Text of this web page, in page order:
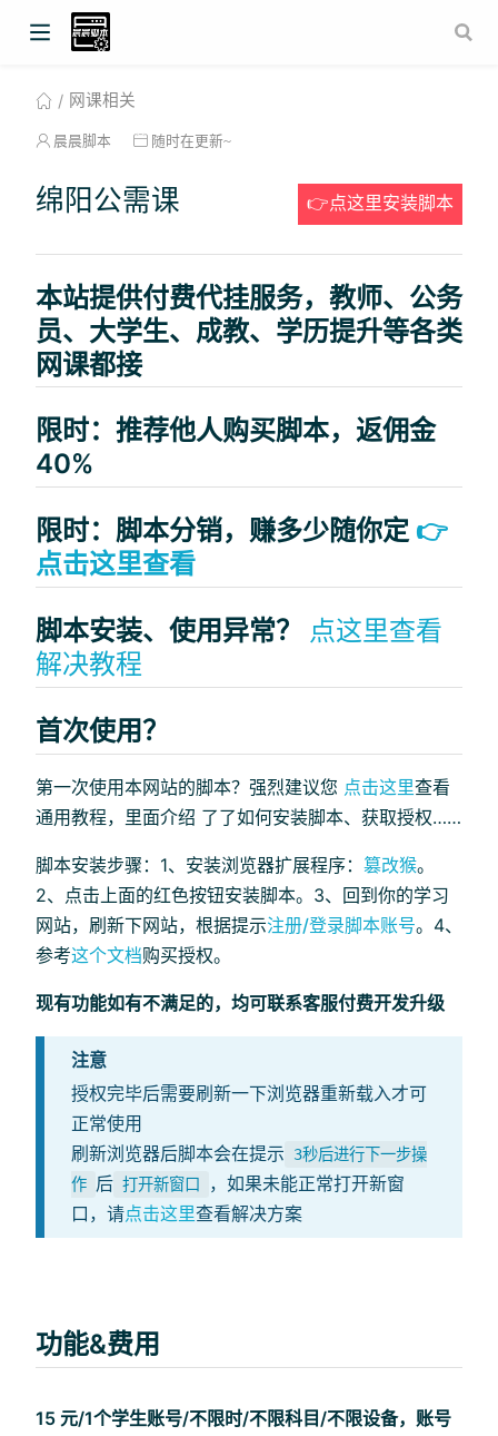
网课相关
晨晨脚本 随时在更新~
绵阳公需课 👉点这里安装脚本
本站提供付费代挂服务，教师、公务
员、大学生、成教、学历提升等各类
网课都接
限时：推荐他人购买脚本，返佣金
40%
限时：脚本分销，赚多少随你定 👉
点击这里查看
脚本安装、使用异常？ 点这里查看
解决教程
首次使用？
第一次使用本网站的脚本？强烈建议您 点击这里查看
通用教程，里面介绍 了了如何安装脚本、获取授权……
脚本安装步骤：1、安装浏览器扩展程序： 篡改猴。
2、点击上面的红色按钮安装脚本。3、回到你的学习
网站，刷新下网站，根据提示注册/登录脚本账号。4、
参考这个文档购买授权。
现有功能如有不满足的，均可联系客服付费开发升级
注意
授权完毕后需要刷新一下浏览器重新载入才可
正常使用
刷新浏览器后脚本会在提示
3秒后进行下一步操
作 后 打开新窗口
，如果未能正常打开新窗
口，请点击这里查看解决方案
功能&费用
15 元/1个学生账号/不限时/不限科目/不限设备，账号